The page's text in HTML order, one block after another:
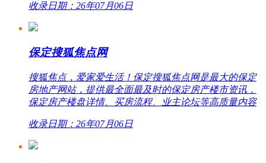
收录日期：26年07月06日
保定搜狐焦点网
搜狐焦点，爱家爱生活！保定搜狐焦点网是最大的保定
房地产网站，提供最全面最及时的保定房产楼市资讯，
保定房产楼盘详情、买房流程、业主论坛等高质量内容
收录日期：26年07月06日